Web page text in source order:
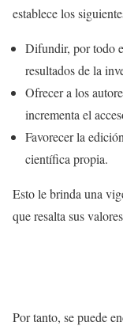
establece los
Difundir, por todo
resultados de la
Ofrecer a los
incrementa el
Favorecer la
científica propia.
Esto le brinda una
que resalta sus
Por tanto, se puede